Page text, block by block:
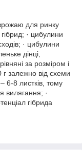
для ринку
· цибулини
· цибулини
дінці,
за розміром і
залежно від схеми
6-8 листків, тому
вилягання; ·
гібрида